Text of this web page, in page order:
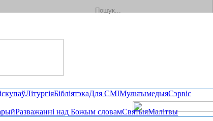
ЛітургіяБібліятэкаДля СМІМультымедыяСэрвіс
Разважанні над Божым словамСвятыяМалітвы